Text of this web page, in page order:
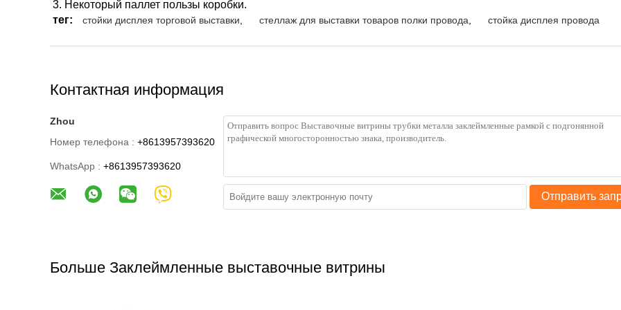
3. Некоторый паллет пользы коробки.
тег:
стойки дисплея торговой выставки стеллаж для выставки товаров полки провода стойка дисплея провода
Контактная информация
Zhou
Номер телефона : +8613957393620
WhatsApp : +8613957393620
Отправить
Больше Заклеймленные выставочные витрины